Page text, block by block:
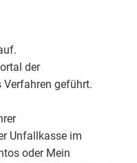
der
geführt.
Unfallkasse im
oder Mein